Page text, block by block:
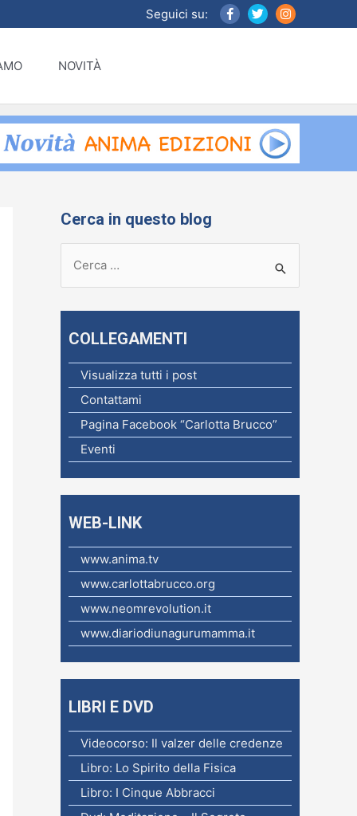
Seguici su:
NOVITÀ
Cerca in questo blog
:
COLLEGAMENTI
Visualizza tutti i post
Contattami
Pagina Facebook “Carlotta Brucco”
Eventi
WEB-LINK
www.anima.tv
www.carlottabrucco.org
www.neomrevolution.it
www.diariodiunagurumamma.it
LIBRI E DVD
Videocorso: Il valzer delle credenze
Libro: Lo Spirito della Fisica
Libro: I Cinque Abbracci